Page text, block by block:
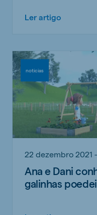
Ler artigo
noticias
22 dezembro 2021
Ana e Dani
galinhas